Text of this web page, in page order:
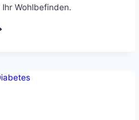
Wohlbefinden.